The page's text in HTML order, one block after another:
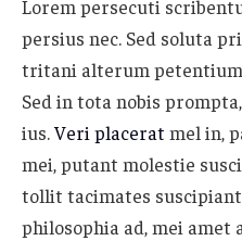
Lorem persecuti
persius nec. Sed soluta
tritani alterum
Sed in tota nobis
ius.Veri placerat mel in,
mei, putant molestie
tollit tacimates
philosophia ad, mei amet